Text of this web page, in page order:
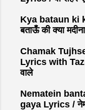
m
e
t
Kya bataun ki
बताऊँ की क्या
Chamak
Lyrics with
वाले
Nematein
gaya Lyrics /